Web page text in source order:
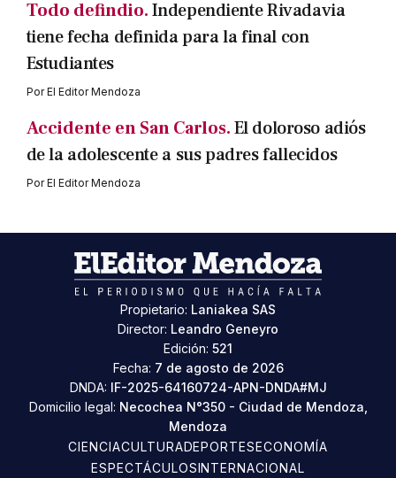
Todo defindio.Independiente Rivadavia
tiene fecha definida para la final con
Estudiantes
PorEl Editor Mendoza
Accidente en San Carlos.El doloroso adiós
de la adolescente a sus padres fallecidos
PorEl Editor Mendoza
Propietario: Laniakea SAS
Director: Leandro Geneyro
Edición: 521
Fecha: 7 de agosto de 2026
DNDA: IF-2025-64160724-APN-DNDA#MJ
Domicilio legal: Necochea N°350 - Ciudad de Mendoza,
Mendoza
CIENCIACULTURADEPORTESECONOMÍA
ESPECTÁCULOSINTERNACIONAL